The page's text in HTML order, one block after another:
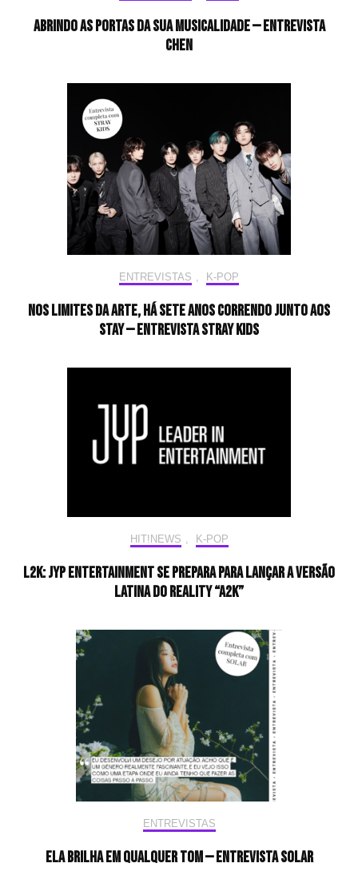
Abrindo as portas da sua musicalidade — Entrevista
CHEN
ENTREVISTAS , K-POP
Nos limites da arte, há sete anos correndo junto aos
STAY — Entrevista Stray Kids
HIT!NEWS K-POP
L2K: JYP Entertainment se prepara para lançar a versão
latina do reality “A2K”
ENTREVISTAS
Ela brilha em qualquer tom — Entrevista Solar